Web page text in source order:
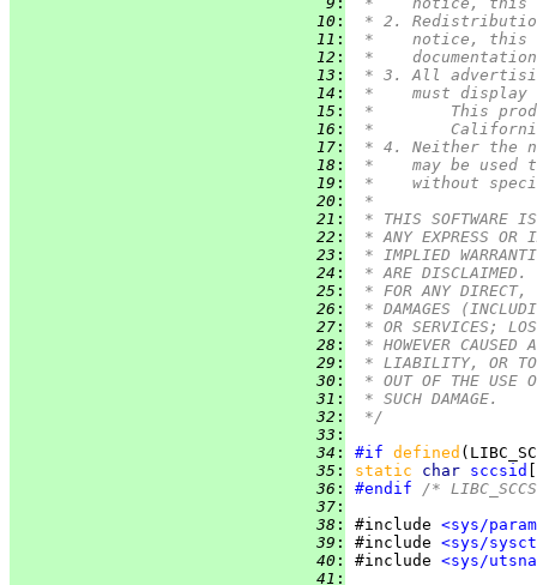
  10
:
* 2.
  11
:
*    notice, this
  12
:
*
  13
:
* 3. All
  14
:
*    must display
  15
:
*	This
  16
:
*
  17
:
* 4. Neither the
  18
:
*    may be used
  19
:
*    without
  20
:
*
  21
:
* THIS SOFTWARE
  22
:
* ANY EXPRESS OR
  23
:
* IMPLIED
  24
:
* ARE DISCLAIMED.
  25
:
* FOR ANY DIRECT,
  26
:
* DAMAGES
  27
:
* OR SERVICES;
  28
:
* HOWEVER
  29
:
* LIABILITY, OR
  30
:
* OUT OF THE USE
  31
:
* SUCH DAMAGE.
  32
:
*/
  33
:
  34
: #if defined
  35
: static char sccsid
  36
: #endif /*
  37
:
  38
: #include <sys/
  39
: #include <sys/
  40
: #include <sys/
  41
: